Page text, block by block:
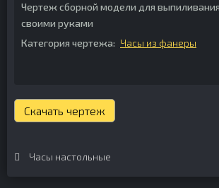
Чертеж сборной модели для
своими руками
Категория чертежа: Часы из фанеры
Скачать чертеж
Часы настольные